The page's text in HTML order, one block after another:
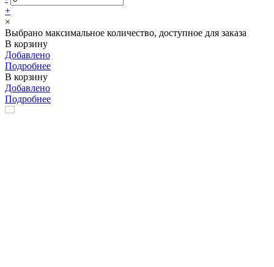
+
×
Выбрано максимальное количество, доступное для заказа
В корзину
Добавлено
Подробнее
В корзину
Добавлено
Подробнее